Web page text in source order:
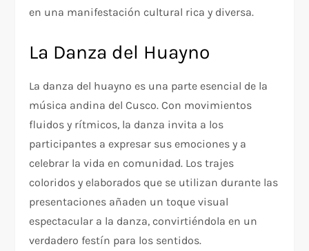
en una manifestación cultural rica y diversa.
La Danza del Huayno
La danza del huayno es una parte esencial de la
música andina del Cusco. Con movimientos
fluidos y rítmicos, la danza invita a los
participantes a expresar sus emociones y a
celebrar la vida en comunidad. Los trajes
coloridos y elaborados que se utilizan durante las
presentaciones añaden un toque visual
espectacular a la danza, convirtiéndola en un
verdadero festín para los sentidos.